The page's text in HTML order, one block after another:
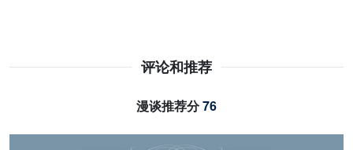
评论和推荐
漫谈推荐分76